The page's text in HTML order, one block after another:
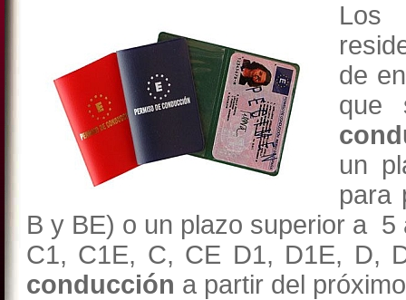
Los
de
que
un
para
B y BE) o un plazo superior a 5
C1, C1E, C, CE D1, D1E, D,
conducción a partir del